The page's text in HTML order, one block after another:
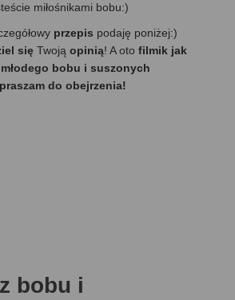
miłośnikami bobu:)
przepis podaję poniżej:)
się Twoją opinią! A oto filmik jak
bobu i suszonych
do obejrzenia!
bobu i